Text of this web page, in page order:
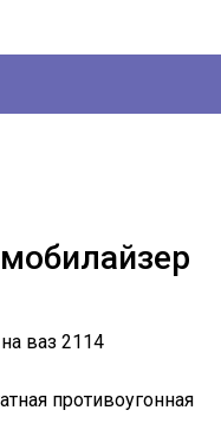
противоугонная